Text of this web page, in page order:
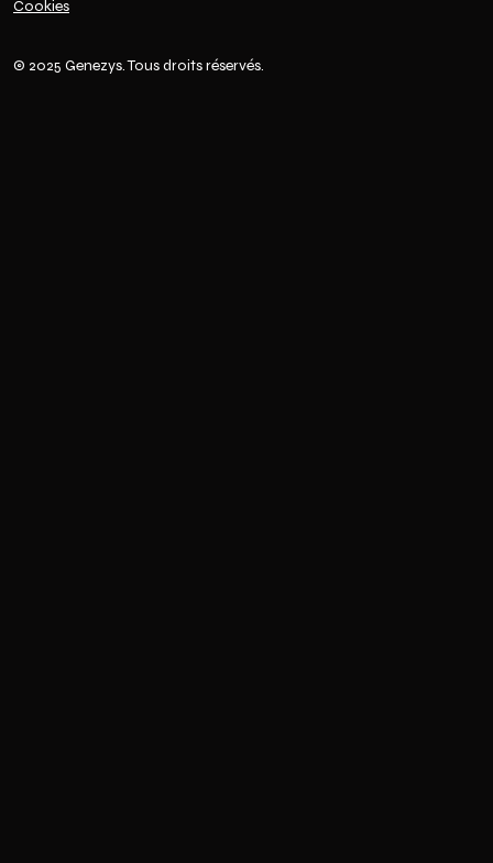
© 2025 Genezys. Tous droits réservés.
Cookies